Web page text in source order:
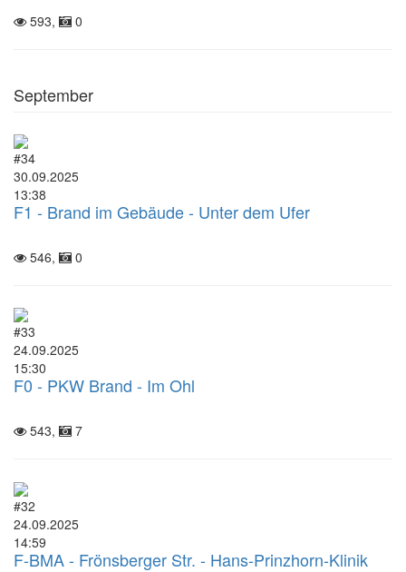
593, 0
September
#34
30.09.2025
13:38
F1 - Brand im Gebäude - Unter dem Ufer
546, 0
#33
24.09.2025
15:30
F0 - PKW Brand - Im Ohl
543, 7
#32
24.09.2025
14:59
F-BMA - Frönsberger Str. - Hans-Prinzhorn-Klinik